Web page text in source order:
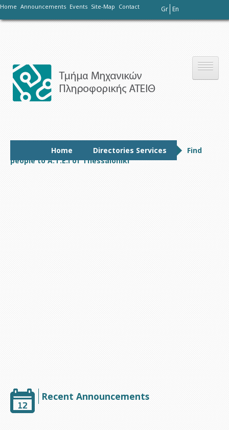
-
Home Announcements Events Site-Map Contact Gr En
Το τμήμα
Home Directories Services
Find
people to A.T.E.I of Thessaloniki
Recent Announcements